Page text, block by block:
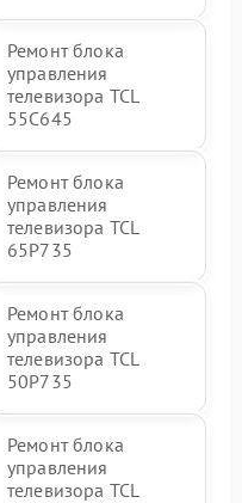
Ремонт блока
управления
телевизора TCL
55C645
Ремонт блока
управления
телевизора TCL
65P735
Ремонт блока
управления
телевизора TCL
50P735
Ремонт блока
управления
телевизора TCL